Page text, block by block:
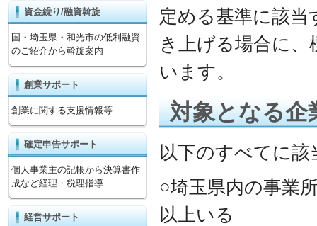
定める基準に該当
き上げる場合に
います。
対象となる企
以下のすべてに
○埼玉県内の事業
以上いる
資金繰り/融資斡旋
国・埼玉県・和光市の低利融資
のご紹介から斡旋案内
創業サポート
創業に関する支援情報等
確定申告サポート
個人事業主の記帳から決算書作
成など経理・税理指導
経営サポート